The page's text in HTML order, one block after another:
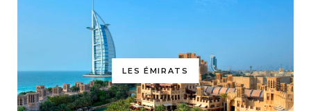
LES ÉMIRATS